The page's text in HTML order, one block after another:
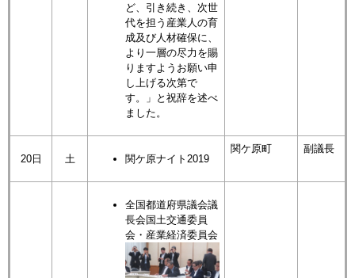
ど、引き続き、次世
代を担う産業人の育
成及び人材確保に、
より一層の尽力を賜
りますようお願い申
し上げる次第で
す。」と祝辞を述べ
ました。
20日 土 関ケ原ナイト2019
関ケ原町 副議長
全国都道府県議会議
長会国土交通委員
会・産業経済委員会